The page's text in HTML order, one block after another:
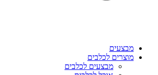
מבצעים
מוצרים לכלבים
מבצעים לכלבים